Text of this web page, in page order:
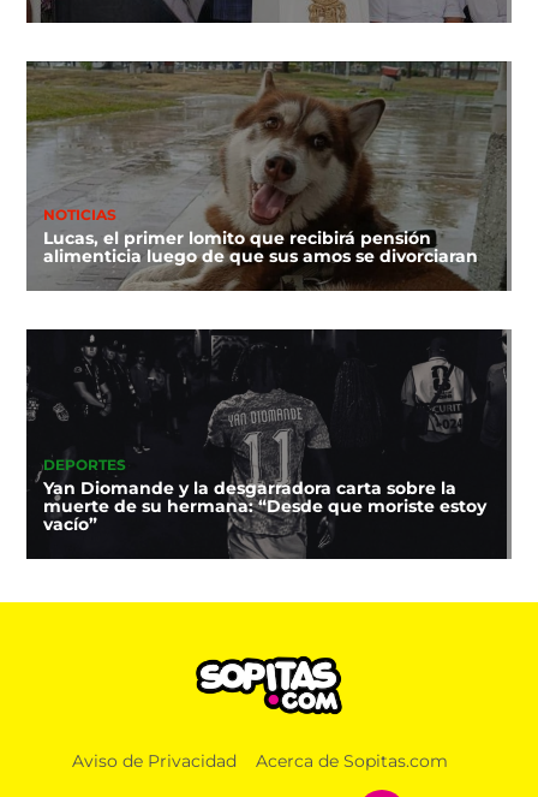
NOTICIAS
Lucas, el primer lomito que recibirá pensión
alimenticia luego de que sus amos se divorciaran
DEPORTES
Yan Diomande y la desgarradora carta sobre la
muerte de su hermana: “Desde que moriste estoy
vacío”
Aviso de Privacidad Acerca de Sopitas.com